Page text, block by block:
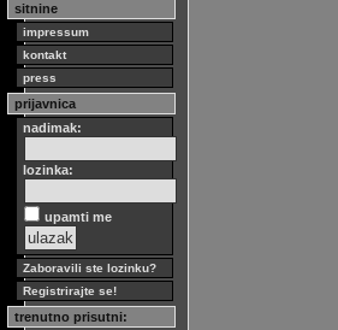
sitnine
impressum
kontakt
press
prijavnica
nadimak:
lozinka:
upamti me
Zaboravili ste lozinku?
Registrirajte se!
trenutno prisutni: